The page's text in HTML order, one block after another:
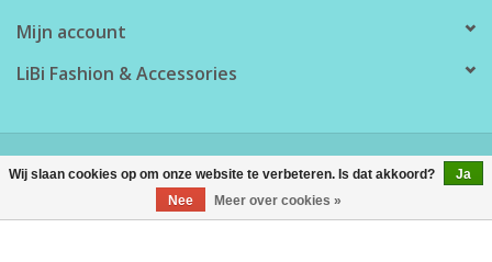
Mijn account
LiBi Fashion & Accessories
Lightspeed
Wij slaan cookies op om onze website te verbeteren. Is dat akkoord?
Ja
Nee
Meer over cookies »